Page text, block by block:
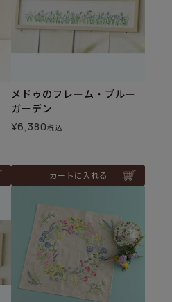
メドゥのフレーム・ブルー
ガーデン
¥6,380税込
カートに入れる